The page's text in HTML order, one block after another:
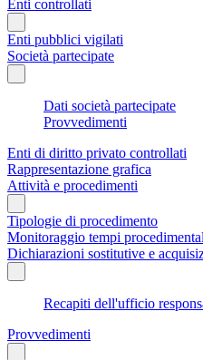
Enti controllati
Enti pubblici vigilati
Società partecipate
Dati società partecipate
Provvedimenti
Enti di diritto privato controllati
Rappresentazione grafica
Attività e procedimenti
Tipologie di procedimento
Monitoraggio tempi
Dichiarazioni sostitutive e
Recapiti dell'ufficio
Provvedimenti